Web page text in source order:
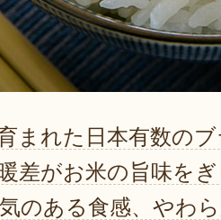
まれた日本有数の
差がお米の旨味を
のある食感、やわ